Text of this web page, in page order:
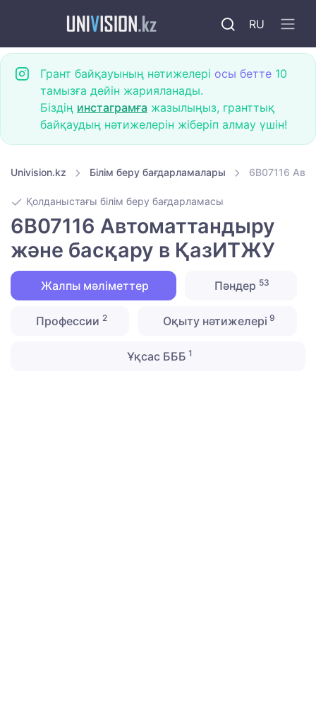
RU
Грант байқауының нәтижелері осы бетте 10
тамызға дейін жарияланады.
Біздің инстаграмға жазылыңыз, гранттық
байқаудың нәтижелерін жіберіп алмау үшін!
Univision.kz Білім беру бағдарламалары 6B07116
Қолданыстағы білім беру бағдарламасы
6B07116 Автоматтандыру
және басқару в ҚазИТЖУ
Жалпы мәліметтер Пәндер 53
Профессии 2 Оқыту нәтижелері 9
Ұқсас БББ 1